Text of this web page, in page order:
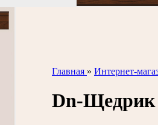
Главная » Интернет-
Dn-